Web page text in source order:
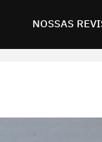
NOSSAS